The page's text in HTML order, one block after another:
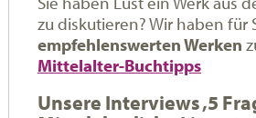
zu diskutieren? Wir haben für
empfehlenswerten Werken
Mittelalter-Buchtipps
Unsere Interviews ‚5